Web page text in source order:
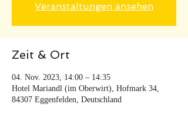
Veranstaltungen ansehen
Zeit & Ort
04. Nov. 2023, 14:00 – 14:35
Hotel Mariandl (im Oberwirt), Hofmark 34,
84307 Eggenfelden, Deutschland